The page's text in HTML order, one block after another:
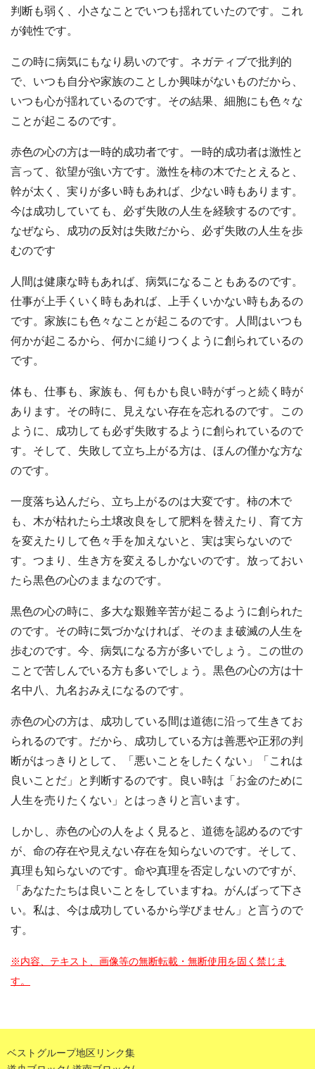
判断も弱く、小さなことでいつも揺れていたのです。これ
が鈍性です。
この時に病気にもなり易いのです。ネガティブで批判的
で、いつも自分や家族のことしか興味がないものだから、
いつも心が揺れているのです。その結果、細胞にも色々な
ことが起こるのです。
赤色の心の方は一時的成功者です。一時的成功者は激性と
言って、欲望が強い方です。激性を柿の木でたとえると、
幹が太く、実りが多い時もあれば、少ない時もあります。
今は成功していても、必ず失敗の人生を経験するのです。
なぜなら、成功の反対は失敗だから、必ず失敗の人生を歩
むのです
人間は健康な時もあれば、病気になることもあるのです。
仕事が上手くいく時もあれば、上手くいかない時もあるの
です。家族にも色々なことが起こるのです。人間はいつも
何かが起こるから、何かに縋りつくように創られているの
です。
体も、仕事も、家族も、何もかも良い時がずっと続く時が
あります。その時に、見えない存在を忘れるのです。この
ように、成功しても必ず失敗するように創られているので
す。そして、失敗して立ち上がる方は、ほんの僅かな方な
のです。
一度落ち込んだら、立ち上がるのは大変です。柿の木で
も、木が枯れたら土壌改良をして肥料を替えたり、育て方
を変えたりして色々手を加えないと、実は実らないので
す。つまり、生き方を変えるしかないのです。放っておい
たら黒色の心のままなのです。
黒色の心の時に、多大な艱難辛苦が起こるように創られた
のです。その時に気づかなければ、そのまま破滅の人生を
歩むのです。今、病気になる方が多いでしょう。この世の
ことで苦しんでいる方も多いでしょう。黒色の心の方は十
名中八、九名おみえになるのです。
赤色の心の方は、成功している間は道徳に沿って生きてお
られるのです。だから、成功している方は善悪や正邪の判
断がはっきりとして、「悪いことをしたくない」「これは
良いことだ」と判断するのです。良い時は「お金のために
人生を売りたくない」とはっきりと言います。
しかし、赤色の心の人をよく見ると、道徳を認めるのです
が、命の存在や見えない存在を知らないのです。そして、
真理も知らないのです。命や真理を否定しないのですが、
「あなたたちは良いことをしていますね。がんばって下さ
い。私は、今は成功しているから学びません」と言うので
す。
※内容、テキスト、画像等の無断転載・無断使用を固く禁じま
す。
ベストグループ地区リンク集